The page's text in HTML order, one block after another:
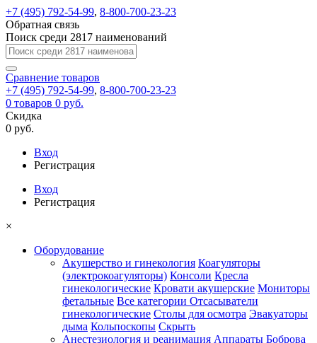
+7 (495) 792-54-99, 8-800-700-23-23
Обратная связь
Поиск среди 2817 наименований
Сравнение товаров
+7 (495) 792-54-99, 8-800-700-23-23
0 товаров 0 руб.
Скидка
0 руб.
Вход
Регистрация
Вход
Регистрация
×
Оборудование
Акушерство и гинекология Коагуляторы
(электрокоагуляторы) Консоли Кресла
гинекологические Кровати акушерские Мониторы
фетальные Все категории Отсасыватели
гинекологические Столы для осмотра Эвакуаторы
дыма Кольпоскопы Скрыть
Анестезиология и реанимация Аппараты Боброва